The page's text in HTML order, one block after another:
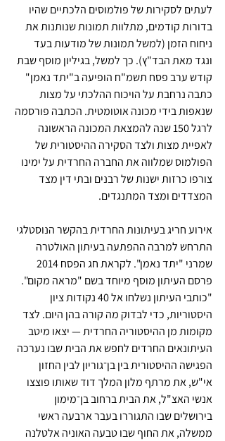
לעתים לסקירות של פולמוסים הלכתיים שהיו
בדורות קודמים, מתלוות תמונות שנותנות את
ניחוח הזמן (למשל תמונות של מודעות בעד
ונגד מאת הבד"ץ). כך למשל, בגיליון מוסף שבת
קודש ערב פסח תשמ"ח הופיעה ב"יתד נאמן"
כתבה נרחבת על הויכוח ההלכתי על מצות
שנאפות בידי מכונה אוטומטית. הכתבה פורסמה
לרגל 150 שנה להמצאת המכונה הראשונה
לאפיית מצות ולצד הסקירה ההיסטורית של
הפולמוס שמלווה את החברה החרדית על ימינו
צורפו כרזות ישנות של רבנים ובתי דין מצד
המצדדים ומצד המתנגדים.
אירוע חריג בעיתונות החרדית בהקשר הנוסטלגי
התרחש למרבה ההפתעה בעיתון האולטרה
פרסם העיתון מוסף מיוחד בשם "מראה מקום".
"כותבי העיתון נשלחו אל 40 נקודות ציון
היסטוריות, כדי לבדוק מה קורה בהן היום. לצד
מקומות מן ההיסטוריה החרדית — יצאו מיטב
העיתונאים החרדים לחפש את הבית שבו נערכה
הפגישה ההיסטורית בין בן־גוריון לבין החזון
אי"ש, את מרתף מלון המלך דוד שאותו פוצצו
אנשי האצ"ל, את הבית ברחוב בן־מימון
בירושלים שבו התגוררו בעבר ארבעה ראשי
ממשלה, את החוף שבו טבעה האוניה אלטלנה